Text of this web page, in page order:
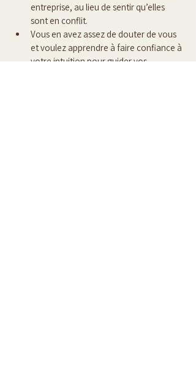
entreprise, au lieu de sentir qu’elles
sont en conflit.
Vous en avez assez de douter de vous
et voulez apprendre à faire confiance à
votre intuition pour guider vos